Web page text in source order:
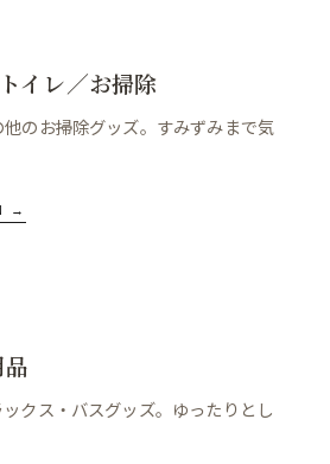
トイレ／お掃除
のお掃除グッズ。すみずみまで気
→
クス・バスグッズ。ゆったりとし